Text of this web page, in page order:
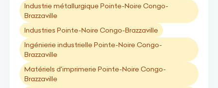
Industrie métallurgique Pointe-Noire Congo-
Brazzaville
Industries Pointe-Noire Congo-Brazzaville
Ingénierie industrielle Pointe-Noire Congo-
Brazzaville
Matériels d'imprimerie Pointe-Noire Congo-
Brazzaville